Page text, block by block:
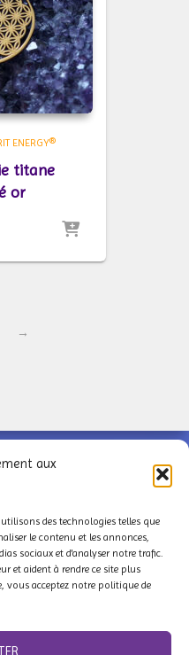
aux
des technologies telles que
le contenu et les annonces,
sociaux et d'analyser notre trafic.
et aident à rendre ce site plus
vous acceptez notre politique de
ENERGY®
titane
or
→
NOS PARTENAIRES